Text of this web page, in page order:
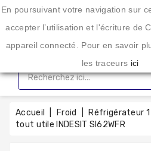
Une enseigne spécialisée dans
CATÉGORIE
Accueil
Lavage
Sechage
Accueil Froid Réfrigérateur
tout utile INDESIT SI62WFR
En poursuivant votre navigation sur
accepter l’utilisation et l'écriture de
appareil connecté. Pour en savoir
les traceurs ici